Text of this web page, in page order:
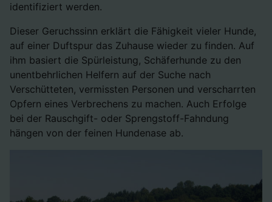
identifiziert werden.
Dieser Geruchssinn erklärt die Fähigkeit vieler Hunde,
auf einer Duftspur das Zuhause wieder zu finden. Auf
ihm basiert die Spürleistung, Schäferhunde zu den
unentbehrlichen Helfern auf der Suche nach
Verschütteten, vermissten Personen und verscharrten
Opfern eines Verbrechens zu machen. Auch Erfolge
bei der Rauschgift- oder Sprengstoff-Fahndung
hängen von der feinen Hundenase ab.